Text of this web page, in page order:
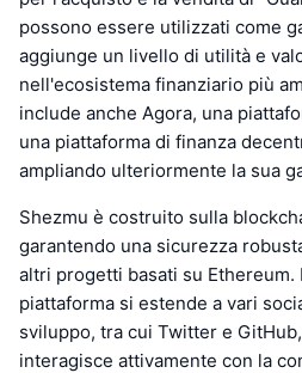
possono essere utilizzati come
aggiunge un livello di utilità e
nell'ecosistema finanziario più
include anche Agora, una
una piattaforma di finanza
ampliando ulteriormente la sua
Shezmu è costruito sulla
garantendo una sicurezza
altri progetti basati su Ethereum.
piattaforma si estende a vari
sviluppo, tra cui Twitter e
interagisce attivamente con la